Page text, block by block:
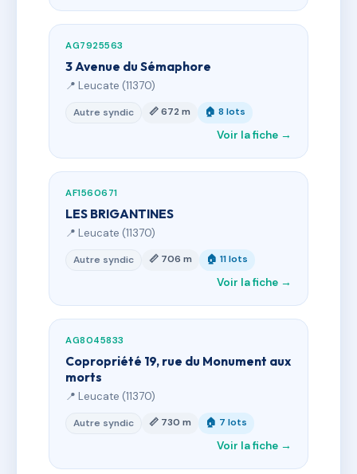
AG7925563
3 Avenue du Sémaphore
📍 Leucate (11370)
Autre syndic 📏 672 m 🏠 8 lots
Voir la fiche →
AF1560671
LES BRIGANTINES
📍 Leucate (11370)
Autre syndic 📏 706 m 🏠 11 lots
Voir la fiche →
AG8045833
Copropriété 19, rue du Monument aux
morts
📍 Leucate (11370)
Autre syndic 📏 730 m 🏠 7 lots
Voir la fiche →